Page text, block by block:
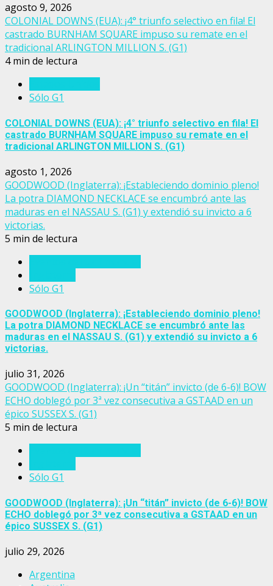
agosto 9, 2026
COLONIAL DOWNS (EUA): ¡4° triunfo selectivo en fila! El
castrado BURNHAM SQUARE impuso su remate en el
tradicional ARLINGTON MILLION S. (G1)
4 min de lectura
Sólo G1
COLONIAL DOWNS (EUA): ¡4° triunfo selectivo en fila! El
castrado BURNHAM SQUARE impuso su remate en el
tradicional ARLINGTON MILLION S. (G1)
agosto 1, 2026
GOODWOOD (Inglaterra): ¡Estableciendo dominio pleno!
La potra DIAMOND NECKLACE se encumbró ante las
maduras en el NASSAU S. (G1) y extendió su invicto a 6
victorias.
5 min de lectura
Sólo G1
GOODWOOD (Inglaterra): ¡Estableciendo dominio pleno!
La potra DIAMOND NECKLACE se encumbró ante las
maduras en el NASSAU S. (G1) y extendió su invicto a 6
victorias.
julio 31, 2026
GOODWOOD (Inglaterra): ¡Un “titán” invicto (de 6-6)! BOW
ECHO doblegó por 3ª vez consecutiva a GSTAAD en un
épico SUSSEX S. (G1)
5 min de lectura
Sólo G1
GOODWOOD (Inglaterra): ¡Un “titán” invicto (de 6-6)! BOW
ECHO doblegó por 3ª vez consecutiva a GSTAAD en un
épico SUSSEX S. (G1)
julio 29, 2026
Argentina